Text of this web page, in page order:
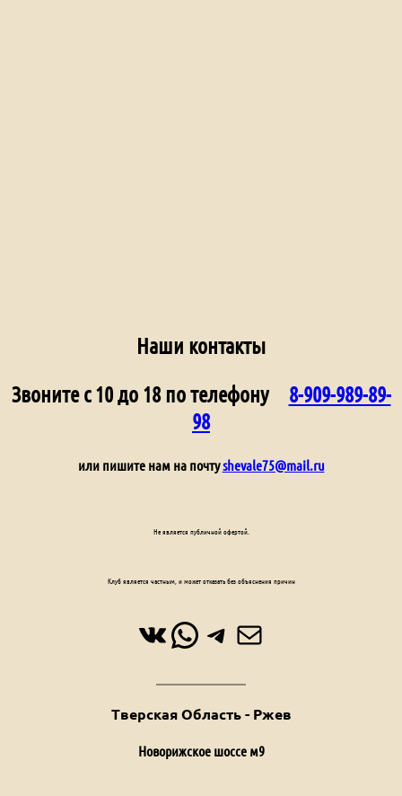
Наши контакты
Звоните с 10 до 18 по телефону
8-909-989-89-
98
или пишите нам на почтуshevale75@mail.ru
ВКонтакте
WhatsApp
Telegram
Почта
Тверская Область - Ржев
Новорижское шоссе м9